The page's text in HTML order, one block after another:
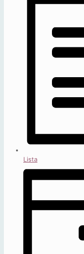
Lista